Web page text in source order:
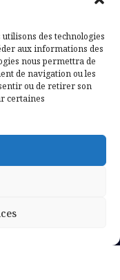
des technologies
aux informations des
nous permettra de
de navigation ou les
ou de retirer son
certaines